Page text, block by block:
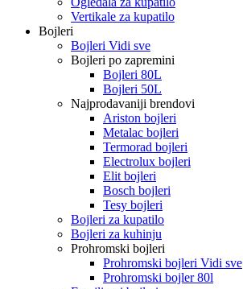
Vertikale za kupatilo
Bojleri
Bojleri Vidi sve
Bojleri po zapremini
Bojleri 80L
Bojleri 50L
Najprodavaniji brendovi
Ariston bojleri
Metalac bojleri
Termorad bojleri
Electrolux bojleri
Elit bojleri
Bosch bojleri
Tesy bojleri
Bojleri za kupatilo
Bojleri za kuhinju
Prohromski bojleri
Prohromski bojleri Vidi sve
Prohromski bojler 80l